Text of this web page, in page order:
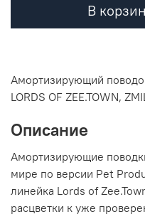
В
Амортизирующий
LORDS OF ZEE.TOWN,
Описание
Амортизирующие
мире по версии Pet
линейка Lords of
расцветки к уже